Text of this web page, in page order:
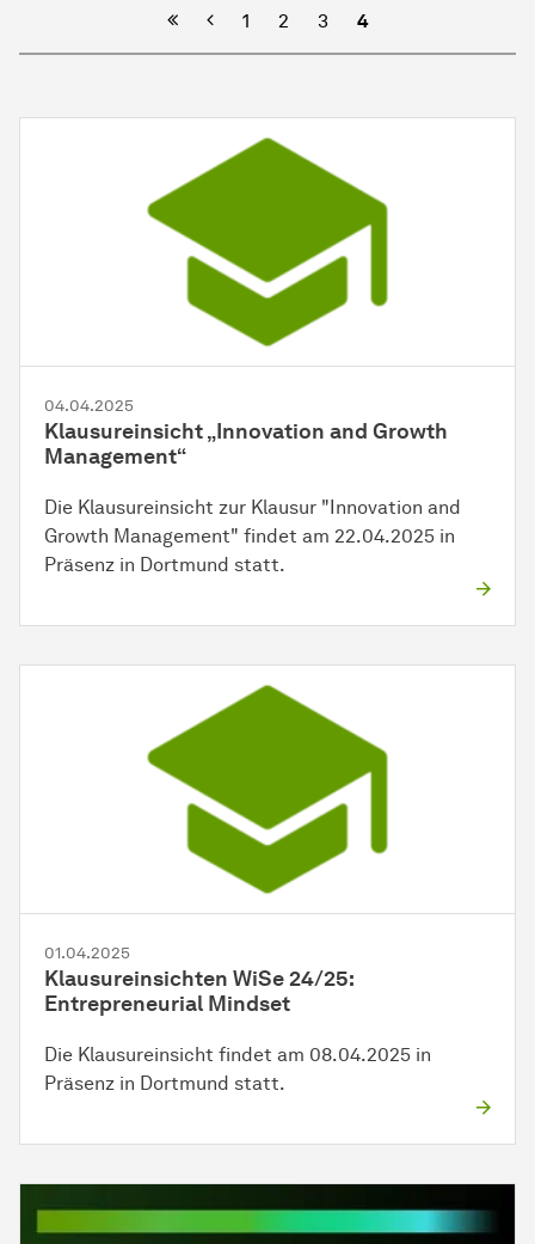
Vorherige
1 2 3 4
04.04.2025
Klausureinsicht „Innovation and Growth
Management“
Die Klausureinsicht zur Klausur "Innovation and
Growth Management" findet am 22.04.2025 in
Präsenz in Dortmund statt.
01.04.2025
Klausureinsichten WiSe 24/25:
Entrepreneurial Mindset
Die Klausureinsicht findet am 08.04.2025 in
Präsenz in Dortmund statt.